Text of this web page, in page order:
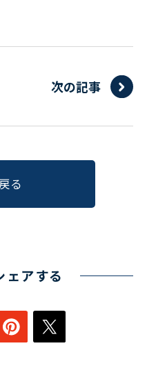
次の記事
る
ェアする